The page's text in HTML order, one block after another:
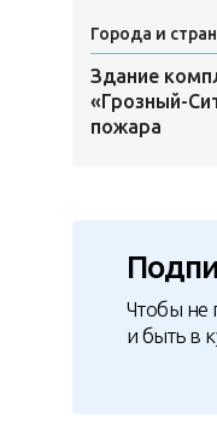
Города и
Здание
«Грозный-
пожара
Чтобы не
и быть в